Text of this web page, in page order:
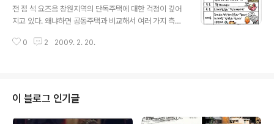
찰특공대의 진술 및 법정 증언과 1월 19일부터 사건 당일
인 20일 새벽 사이에 전개된 상황을 교대로 보여주며 당시
6.26 제981호)
전 점 석 요즈음 창원지역의 단독주택에 대한 걱정이 깊어
지고 있다. 왜냐하면 공동주택과 비교해서 여러 가지 측면
값이다. 주차장도 부족하고 상가시설도 불편하고 가로수도
택지역의 상대적 박탈감을 걱정해서 도시계획과, 주택과
등에서는 용적율, 건폐율, 층수제한, 합필문제 등을 다각도
로 검토하고 있다. 그런데 유독 환경미화과에서는 공동주
0 2 2009. 2. 20.
이 블로그 인기글